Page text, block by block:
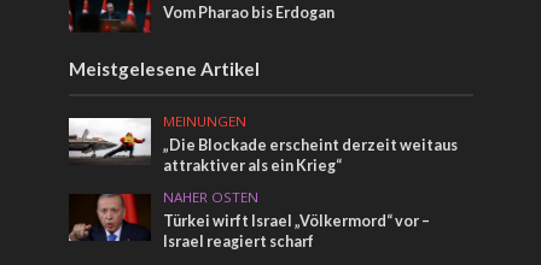
Vom Pharao bis Erdogan
Meistgelesene Artikel
MEINUNGEN
„Die Blockade erscheint derzeit weitaus
attraktiver als ein Krieg“
NAHER OSTEN
Türkei wirft Israel „Völkermord“ vor –
Israel reagiert scharf